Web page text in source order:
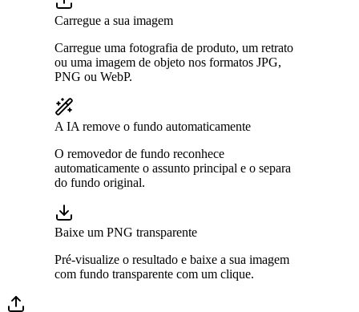
Carregue a sua imagem
Carregue uma fotografia de produto, um retrato
ou uma imagem de objeto nos formatos JPG,
PNG ou WebP.
A IA remove o fundo automaticamente
O removedor de fundo reconhece
automaticamente o assunto principal e o separa
do fundo original.
Baixe um PNG transparente
Pré-visualize o resultado e baixe a sua imagem
com fundo transparente com um clique.